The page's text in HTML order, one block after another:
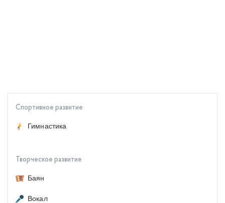
Спортивное развитие
Гимнастика
Творческое развитие
Баян
Вокал